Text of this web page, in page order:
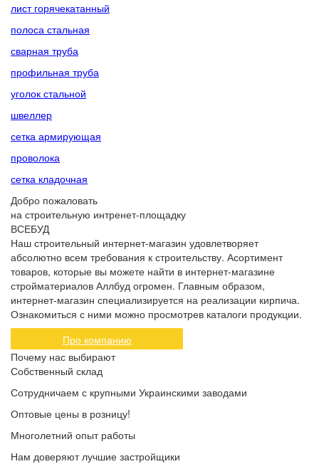
лист горячекатанный
полоса стальная
сварная труба
профильная труба
уголок стальной
швеллер
сетка армирующая
проволока
сетка кладочная
Добро пожаловать
на строительную интренет-площадку
ВСЕБУД
Наш строительный интернет-магазин удовлетворяет
абсолютно всем требования к строительству. Асортимент
товаров, которые вы можете найти в интернет-магазине
стройматериалов Аллбуд огромен. Главным образом,
интернет-магазин специализируется на реализации кирпича.
Ознакомиться с ними можно просмотрев каталоги продукции.
Про компанию
Почему нас выбирают
Собственный склад
Сотрудничаем с крупными Украинскими заводами
Оптовые цены в розницу!
Многолетний опыт работы
Нам доверяют лучшие застройщики